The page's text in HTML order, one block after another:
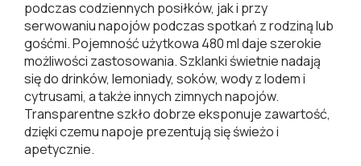
podczas codziennych posiłków, jak i przy
serwowaniu napojów podczas spotkań z rodziną lub
gośćmi. Pojemność użytkowa 480 ml daje szerokie
możliwości zastosowania. Szklanki świetnie nadają
się do drinków, lemoniady, soków, wody z lodem i
cytrusami, a także innych zimnych napojów.
Transparentne szkło dobrze eksponuje zawartość,
dzięki czemu napoje prezentują się świeżo i
apetycznie.